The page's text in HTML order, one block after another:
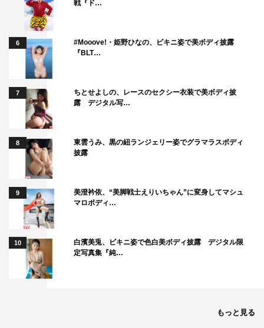
戦『ド…
6
#Mooove!・姫野ひなの、ビキニ姿で美ボディ披露
『BLT…
7
ちとせよしの、レースのセクシー衣装で美ボディ披
露 デジタル写…
8
東雲うみ、黒の紐ランジェリー姿でグラマラスボディ
披露
9
美澄衿依、“美脚戦士えりいちゃん”に変身してマシュ
マロボディ…
10
白濱美兎、ビキニ姿で色白美ボディ披露 デジタル限
定写真集『純…
もっと見る